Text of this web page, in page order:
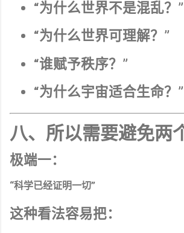
“为什么世界不是混乱？”
“为什么世界可理解？”
“谁赋予秩序？”
“为什么宇宙适合生命？”
八、所以需要避免两
极端一：
“科学已经证明一切”
这种看法容易把：